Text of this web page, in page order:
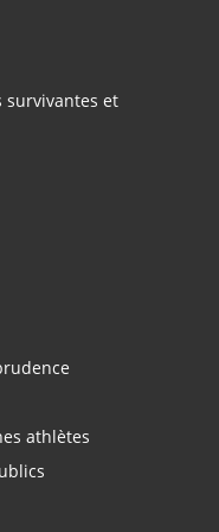
survivantes et
athlètes